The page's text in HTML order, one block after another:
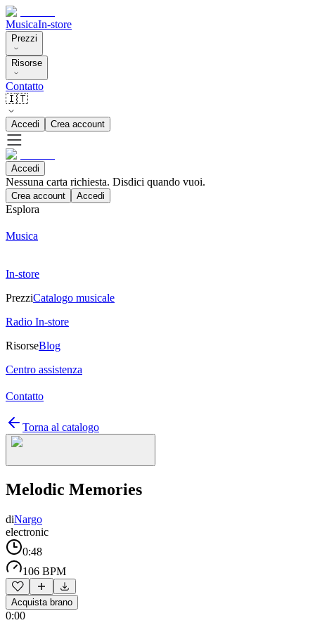
MusicaIn-store
Prezzi
Risorse
Contatto
🇮🇹
Accedi Crea account
Accedi
Nessuna carta richiesta. Disdici quando vuoi.
Crea account Accedi
Esplora
Musica
In-store
PrezziCatalogo musicale
Radio In-store
RisorseBlog
Centro assistenza
Contatto
Torna al catalogo
Melodic Memories
diNargo
electronic
0:48
106 BPM
Acquista brano
0:00